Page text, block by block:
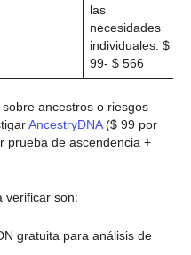
las
necesidades
individuales. $
99- $ 566
ancestros o riesgos
AncestryDNA($ 99 por
prueba de ascendencia +
verificar son:
gratuita para análisis de